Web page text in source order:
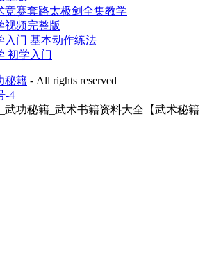
竞赛套路太极剑全集教学
视频完整版
入门 基本动作练法
初学入门
秘籍 - All rights reserved
-4
武功秘籍_武术书籍资料大全【武术秘籍